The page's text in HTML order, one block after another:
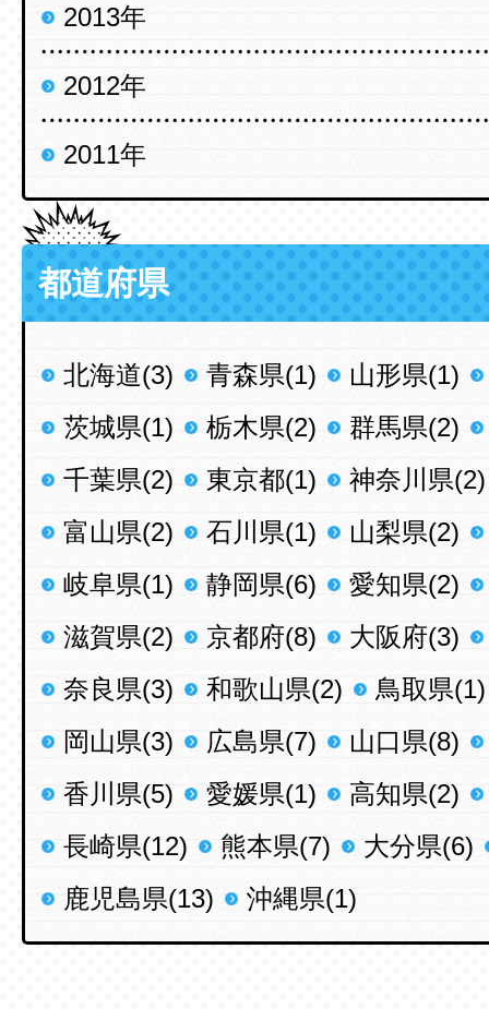
2013年
2012年
2011年
都道府県
北海道(3) 青森県(1)
山形県(1)
茨城県(1)
栃木県(2)
群馬県(2)
千葉県(2)
東京都(1)
神奈川県(2)
富山県(2)
石川県(1)
山梨県(2)
岐阜県(1)
静岡県(6)
愛知県(2)
滋賀県(2)
京都府(8)
大阪府(3)
奈良県(3)
和歌山県(2)
鳥取県(1)
岡山県(3)
広島県(7)
山口県(8)
香川県(5)
愛媛県(1)
高知県(2)
長崎県(12)
熊本県(7)
大分県(6)
鹿児島県(13)
沖縄県(1)